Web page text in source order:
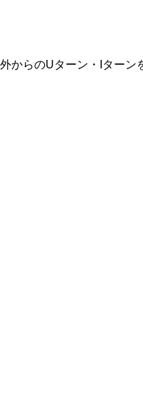
からのUターン・Iターン